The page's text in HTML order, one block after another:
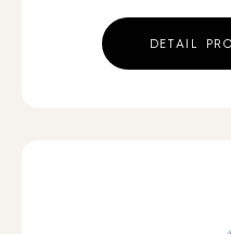
DETAIL